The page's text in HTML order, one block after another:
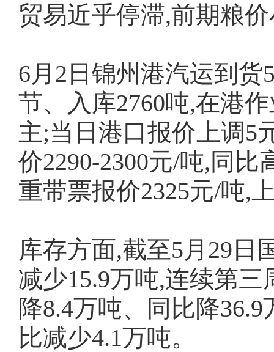
贸易近乎停滞,前期粮
6月2日锦州港汽运到货
节、入库2760吨,在港
主;当日港口报价上调5
价2290-2300元/吨,同比
重带票报价2325元/吨,
库存方面,截至5月29日
减少15.9万吨,连续第
降8.4万吨、同比降
比减少4.1万吨。